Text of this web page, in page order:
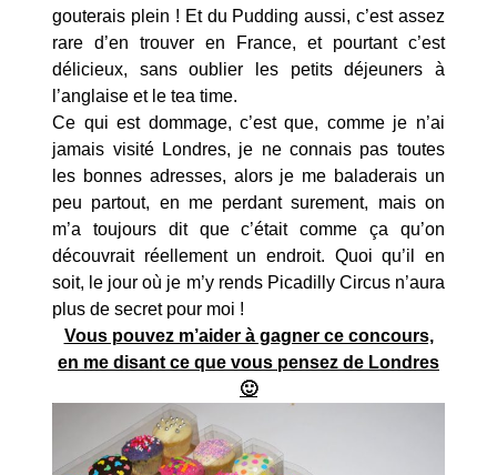
gouterais plein ! Et du Pudding aussi, c’est assez
rare d’en trouver en France, et pourtant c’est
délicieux, sans oublier les petits déjeuners à
l’anglaise et le tea time.
Ce qui est dommage, c’est que, comme je n’ai
jamais visité Londres, je ne connais pas toutes
les bonnes adresses, alors je me baladerais un
peu partout, en me perdant surement, mais on
m’a toujours dit que c’était comme ça qu’on
découvrait réellement un endroit. Quoi qu’il en
soit, le jour où je m’y rends Picadilly Circus n’aura
plus de secret pour moi !
Vous pouvez m’aider à gagner ce concours,
en me disant ce que vous pensez de Londres
🙂